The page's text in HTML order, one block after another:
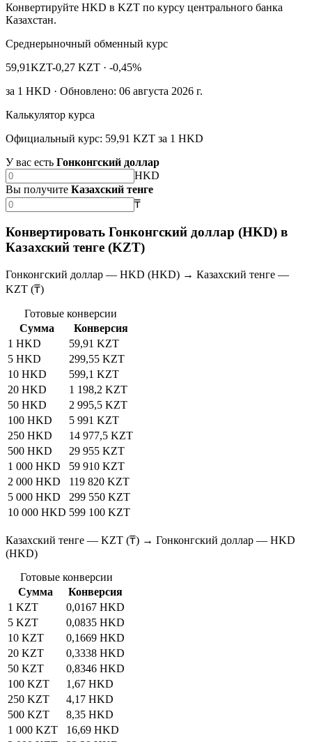
Конвертируйте HKD в KZT по курсу центрального банка
Казахстан.
Среднерыночный обменный курс
59,91KZT-0,27 KZT · -0,45%
за 1 HKD · Обновлено: 06 августа 2026 г.
Калькулятор курса
Официальный курс: 59,91 KZT за 1 HKD
У вас есть Гонконгский доллар
HKD
Вы получите Казахский тенге
₸
Конвертировать Гонконгский доллар (HKD) в
Казахский тенге (KZT)
Гонконгский доллар — HKD (HKD) → Казахский тенге —
KZT (₸)
Готовые конверсии
Сумма
Конверсия
1 HKD
59,91 KZT
5 HKD
299,55 KZT
10 HKD
599,1 KZT
20 HKD
1 198,2 KZT
50 HKD
2 995,5 KZT
100 HKD
5 991 KZT
250 HKD
14 977,5 KZT
500 HKD
29 955 KZT
1 000 HKD
59 910 KZT
2 000 HKD
119 820 KZT
5 000 HKD
299 550 KZT
10 000 HKD 599 100 KZT
Казахский тенге — KZT (₸) → Гонконгский доллар — HKD
(HKD)
Готовые конверсии
Сумма
Конверсия
1 KZT
0,0167 HKD
5 KZT
0,0835 HKD
10 KZT
0,1669 HKD
20 KZT
0,3338 HKD
50 KZT
0,8346 HKD
100 KZT
1,67 HKD
250 KZT
4,17 HKD
500 KZT
8,35 HKD
1 000 KZT
16,69 HKD